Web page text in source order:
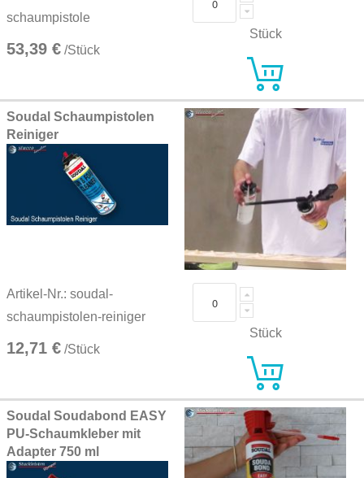
schaumpistole
53,39 € /Stück
Stück
Soudal Schaumpistolen
Reiniger
Artikel-Nr.: soudal-
schaumpistolen-reiniger
12,71 € /Stück
Stück
Soudal Soudabond EASY
PU-Schaumkleber mit
Adapter 750 ml